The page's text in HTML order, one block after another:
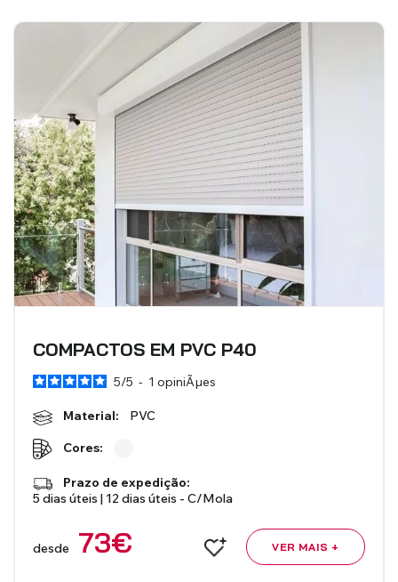
COMPACTOS EM PVC P40
5/5 - 1 opiniÃµes
Material:
PVC
Cores:
Prazo de expedição:
5 dias úteis | 12 dias úteis - C/Mola
desde 73€ VER MAIS +